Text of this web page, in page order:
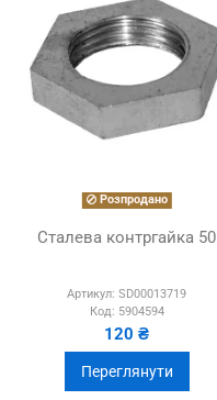
Розпродано
Сталева контргайка 50
Артикул: SD00013719
Код: 5904594
120 ₴
Переглянути